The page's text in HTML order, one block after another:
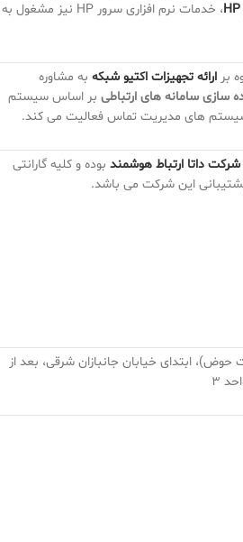
، خدمات نرم افزاری سرور HP نیز مشغول به
بر ارائه تجهیزات اکتیو شبکه به مشاوره
سازی سامانه های ارتباطی بر اساس سیستم
های مدیریت تماس فعالیت می کند.
شرکت داتا ارتباط هوشمند بوده و کلیه گارانتی
این شرکت می باشد.
ابتدای خیابان جانبازان شرقی، بعد از